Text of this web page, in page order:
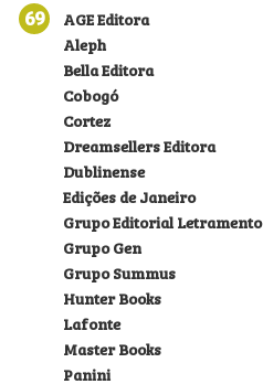
69
AGE Editora
Aleph
Bella Editora
Cobogó
Cortez
Dreamsellers Editora
Dublinense
Edições de Janeiro
Grupo Editorial Letramento
Grupo Gen
Grupo Summus
Hunter Books
Lafonte
Master Books
Panini